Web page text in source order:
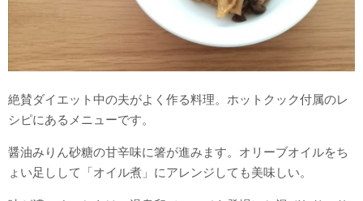
絶賛ダイエット中の夫がよく作る料理。ホットクック付属のレ
シピにあるメニューです。
醤油みりん砂糖の甘辛味に箸が進みます。オリーブオイルをち
ょい足しして「オイル煮」にアレンジしても美味しい。